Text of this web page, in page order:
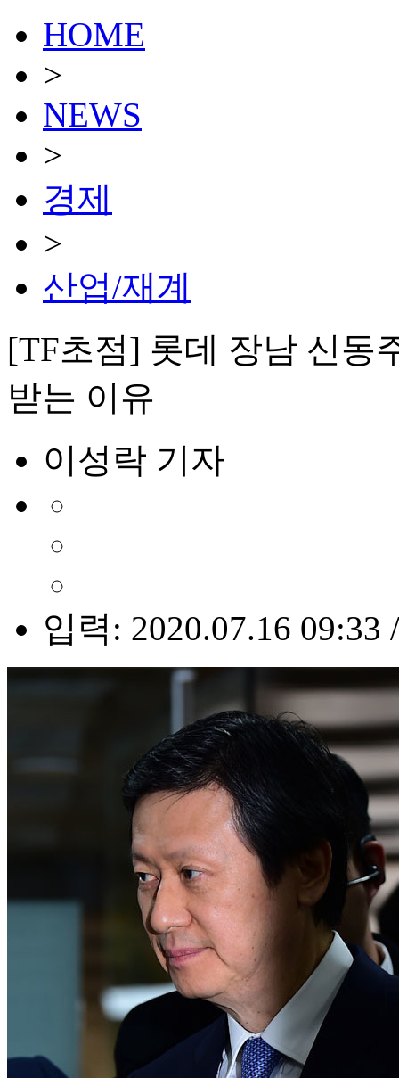
HOME
>
NEWS
>
경제
>
산업/재계
[TF초점] 롯데 장남 신동
받는 이유
이성락 기자
입력: 2020.07.16 09:33